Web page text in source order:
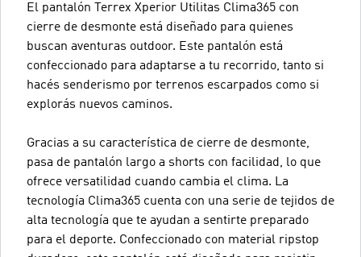
El pantalón Terrex Xperior Utilitas Clima365 con
cierre de desmonte está diseñado para quienes
buscan aventuras outdoor. Este pantalón está
confeccionado para adaptarse a tu recorrido, tanto si
hacés senderismo por terrenos escarpados como si
explorás nuevos caminos.
Gracias a su característica de cierre de desmonte,
pasa de pantalón largo a shorts con facilidad, lo que
ofrece versatilidad cuando cambia el clima. La
tecnología Clima365 cuenta con una serie de tejidos de
alta tecnología que te ayudan a sentirte preparado
para el deporte. Confeccionado con material ripstop